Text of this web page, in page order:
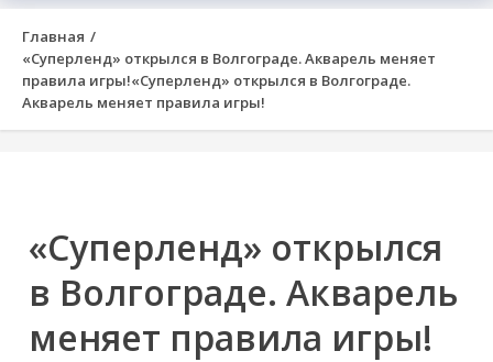
Главная
«Суперленд» открылся в Волгограде. Акварель меняет
правила игры!«Суперленд» открылся в Волгограде.
Акварель меняет правила игры!
«Суперленд» открылся
в Волгограде. Акварель
меняет правила игры!